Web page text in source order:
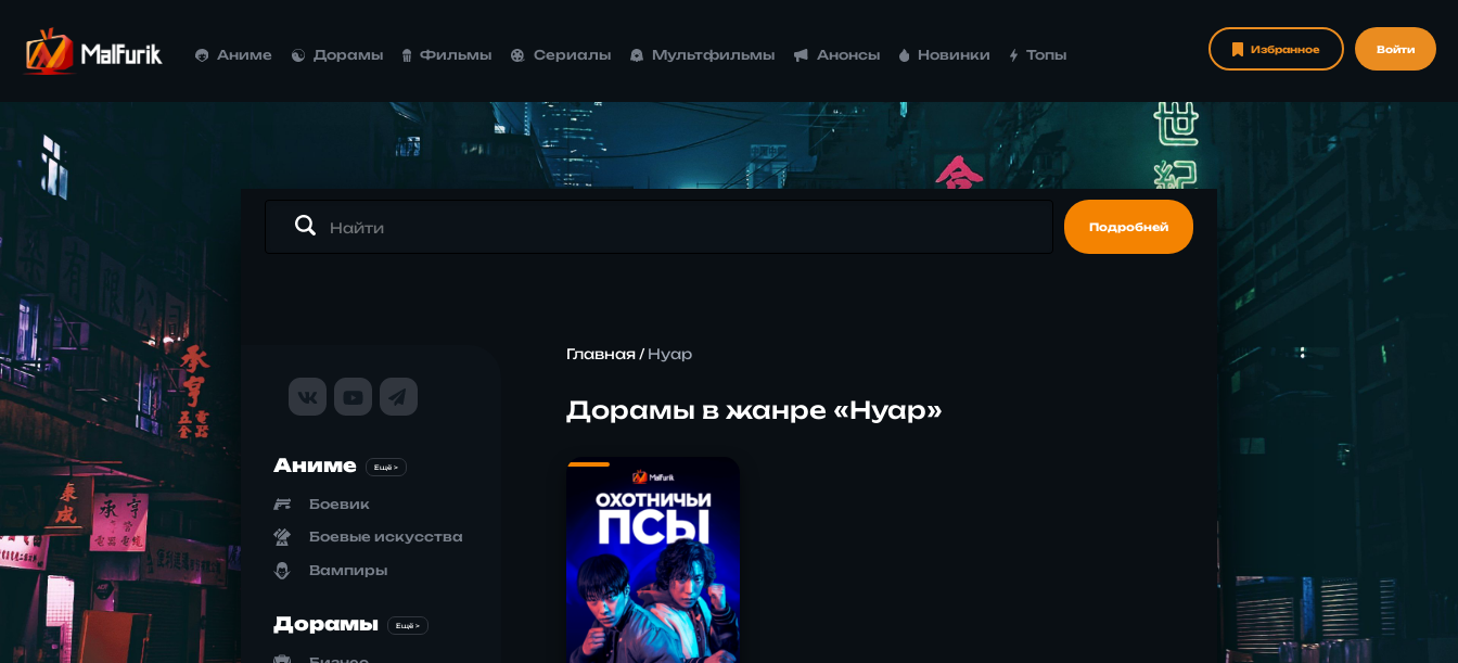
Аниме Дорамы Фильмы Сериалы Мультфильмы Анонсы Новинки Топы Избранное Войти
Подробней
Аниме Ещё >
Боевик
Боевые искусства
Вампиры
Дорамы Ещё >
Главная/ Нуар
Дорамы в жанре «Нуар»